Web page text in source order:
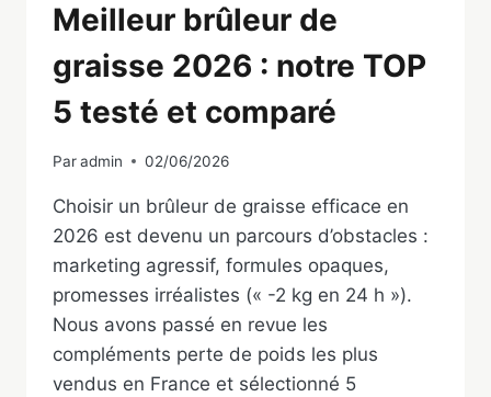
Meilleur brûleur de
graisse 2026 : notre TOP
5 testé et comparé
Paradmin 02/06/2026
Choisir un brûleur de graisse efficace en
2026 est devenu un parcours d’obstacles :
marketing agressif, formules opaques,
promesses irréalistes (« -2 kg en 24 h »).
Nous avons passé en revue les
compléments perte de poids les plus
vendus en France et sélectionné 5